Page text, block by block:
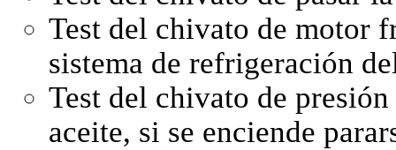
Test del chivato de motor
sistema de refrigeración
Test del chivato de
aceite, si se enciende